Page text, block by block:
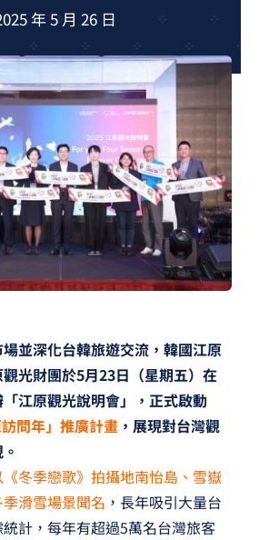
夢想旅遊
夢想TV
GCU大賽
夢想購物
年 5 月 26 日
並深化台韓旅遊交流，韓國江原
光財團於5月23日（星期五）在
江原觀光說明會」，正式啟動
問年」推廣計畫，展現對台灣觀
冬季戀歌》拍攝地南怡島、雪嶽
滑雪場景聞名 ，長年吸引大量台
計，每年有超過5萬名台灣旅客